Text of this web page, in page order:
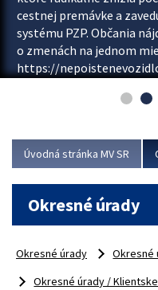
cestnej premávke a
systému PZP. Občania
o zmenách na jednom
https://
asociácie poisťovní
Viac
Úvodná stránka MV SR
Okresné úrady
Okresné úrady
Okresné
Okresné úrady /